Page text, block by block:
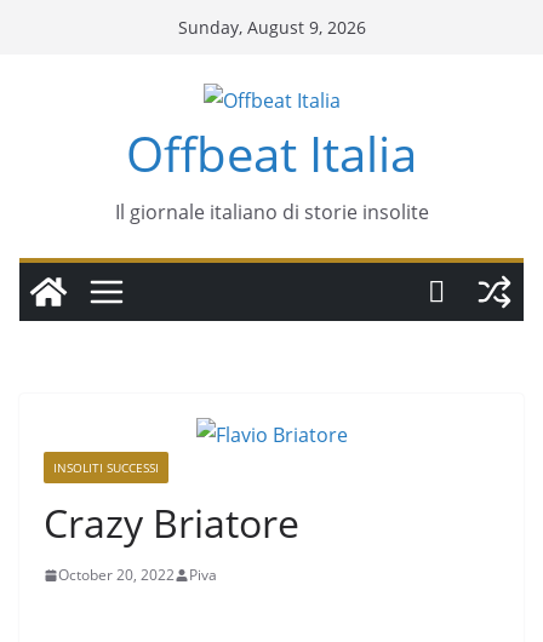
Sunday, August 9, 2026
Offbeat Italia
Il giornale italiano di storie insolite
INSOLITI SUCCESSI
Crazy Briatore
October 20, 2022 Piva